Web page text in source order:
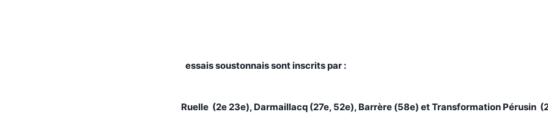
essais soustonnais sont inscrits par :
Ruelle (2e 23e), Darmaillacq (27e, 52e), Barrère (58e) et Transformation Pérusin